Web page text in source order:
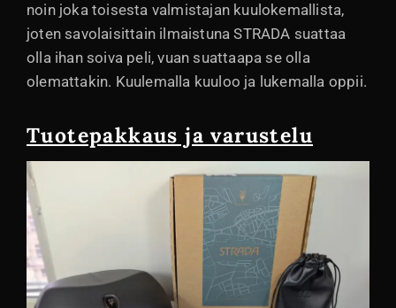
noin joka toisesta valmistajan kuulokemallista,
joten savolaisittain ilmaistuna STRADA suattaa
olla ihan soiva peli, vuan suattaapa se olla
olemattakin. Kuulemalla kuuloo ja lukemalla oppii.
Tuotepakkaus ja varustelu